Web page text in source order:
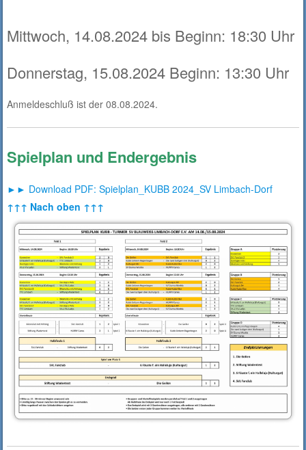
Mittwoch, 14.08.2024 bis Beginn: 18:30 Uhr
Donnerstag, 15.08.2024 Beginn: 13:30 Uhr
Anmeldeschluß ist der 08.08.2024.
Spielplan und Endergebnis
►► Download PDF: Spielplan_KUBB 2024_SV Limbach-Dorf
↑↑↑ Nach oben ↑↑↑